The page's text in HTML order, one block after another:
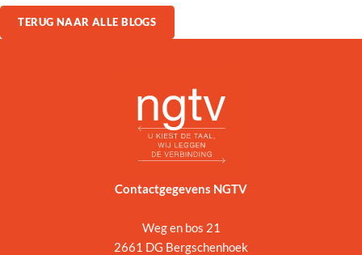
TERUG NAAR ALLE BLOGS
Contactgegevens NGTV
Weg en bos 21
2661 DG Bergschenhoek